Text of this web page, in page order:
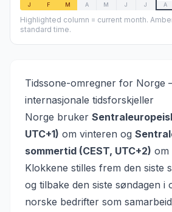
J F M A M J J A
Highlighted column = current month.
standard time.
Tidssone-omregner for Norge
internasjonale tidsforskjeller
Norge bruker
UTC+1) om vinteren og
sommertid (CEST, UTC+2) om
Klokkene stilles frem den siste
og tilbake den siste søndagen i
norske bedrifter som